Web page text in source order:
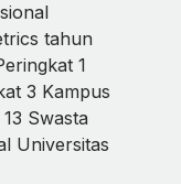
tahun
1
3 Kampus
Swasta
Universitas